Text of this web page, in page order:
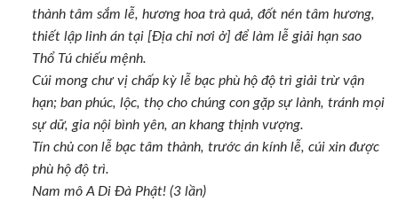
thành tâm sắm lễ, hương hoa trà quả, đốt nén tâm hương,
thiết lập linh án tại [Địa chỉ nơi ở] để làm lễ giải hạn sao
Thổ Tú chiếu mệnh.
Cúi mong chư vị chấp kỳ lễ bạc phù hộ độ trì giải trừ vận
hạn; ban phúc, lộc, thọ cho chúng con gặp sự lành, tránh mọi
sự dữ, gia nội bình yên, an khang thịnh vượng.
Tín chủ con lễ bạc tâm thành, trước án kính lễ, cúi xin được
phù hộ độ trì.
Nam mô A Di Đà Phật! (3 lần)